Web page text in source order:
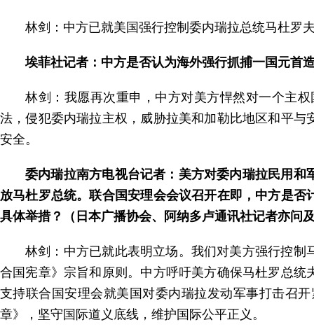
林剑：中方已就美国强行控制委内瑞拉总统马杜罗
埃菲社记者：中方是否认为海外强行抓捕一国元首
林剑：我愿再次重申，中方对美方悍然对一个主
法，侵犯委内瑞拉主权，威胁拉美和加勒比地区和平
安全。
委内瑞拉南方电视台记者：美方对委内瑞拉民用
放马杜罗总统。联合国安理会会议召开在即，中方是
具体举措？（日本广播协会、阿纳多卢通讯社记者亦问
林剑：中方已就此表明立场。我们对美方强行控
合国宪章》宗旨和原则。中方呼吁美方确保马杜罗总
支持联合国安理会就美国对委内瑞拉发动军事打击召
章》，坚守国际道义底线，维护国际公平正义。